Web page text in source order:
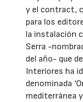
y el contract,
para los
la instalación
Serra -
del año- que
Interiores ha
denominada
mediterránea